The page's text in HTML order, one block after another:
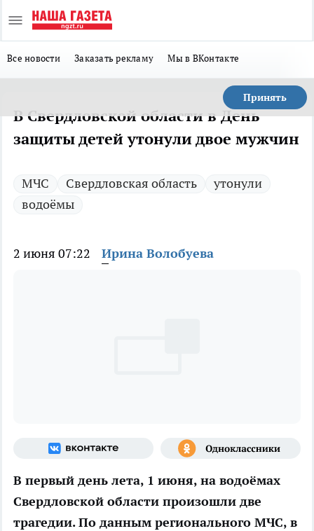
Все новости Заказать рекламу Мы в ВКонтакте
Принять
В Свердловской области в День
защиты детей утонули двое мужчин
МЧС Свердловская область
утонули
водоёмы
2 июня 07:22 Ирина Волобуева
В первый день лета, 1 июня, на водоёмах
Свердловской области произошли две
трагедии. По данным регионального МЧС, в